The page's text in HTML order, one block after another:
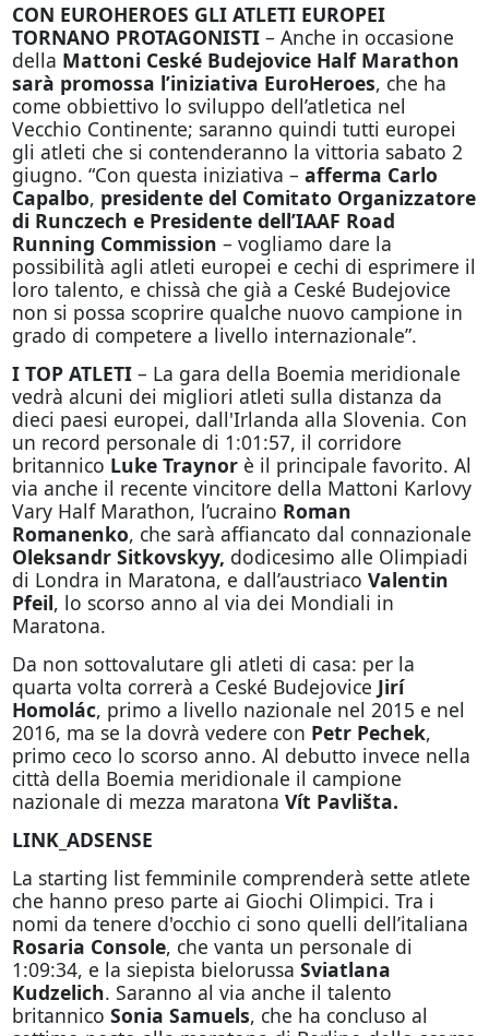
CON EUROHEROES GLI ATLETI EUROPEI
TORNANO PROTAGONISTI – Anche in occasione
della Mattoni Ceské Budejovice Half Marathon
sarà promossa l’iniziativa EuroHeroes, che ha
come obbiettivo lo sviluppo dell’atletica nel
Vecchio Continente; saranno quindi tutti europei
gli atleti che si contenderanno la vittoria sabato 2
giugno. “Con questa iniziativa – afferma Carlo
Capalbo, presidente del Comitato Organizzatore
di Runczech e Presidente dell’IAAF Road
Running Commission – vogliamo dare la
possibilità agli atleti europei e cechi di esprimere il
loro talento, e chissà che già a Ceské Budejovice
non si possa scoprire qualche nuovo campione in
grado di competere a livello internazionale”.
I TOP ATLETI– La gara della Boemia meridionale
vedrà alcuni dei migliori atleti sulla distanza da
dieci paesi europei, dall'Irlanda alla Slovenia. Con
un record personale di 1:01:57, il corridore
britannico Luke Traynor è il principale favorito. Al
via anche il recente vincitore della Mattoni Karlovy
Vary Half Marathon, l’ucraino Roman
Romanenko, che sarà affiancato dal connazionale
Oleksandr Sitkovskyy, dodicesimo alle Olimpiadi
di Londra in Maratona, e dall’austriaco Valentin
Pfeil, lo scorso anno al via dei Mondiali in
Maratona.
Da non sottovalutare gli atleti di casa: per la
quarta volta correrà a Ceské Budejovice Jirí
Homolác, primo a livello nazionale nel 2015 e nel
2016, ma se la dovrà vedere con Petr Pechek,
primo ceco lo scorso anno. Al debutto invece nella
città della Boemia meridionale il campione
nazionale di mezza maratona Vít Pavlišta.
LINK_ADSENSE
La starting list femminile comprenderà sette atlete
che hanno preso parte ai Giochi Olimpici. Tra i
nomi da tenere d'occhio ci sono quelli dell’italiana
Rosaria Console, che vanta un personale di
1:09:34, e la siepista bielorussa Sviatlana
Kudzelich. Saranno al via anche il talento
britannico Sonia Samuels, che ha concluso al